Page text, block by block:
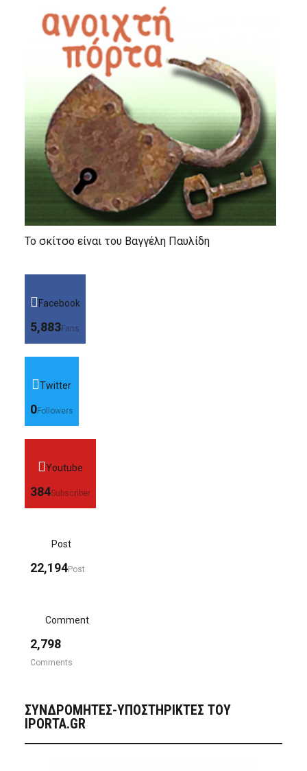
Το σκίτσο είναι του Βαγγέλη Παυλίδη
Facebook
5,883Fans
Twitter
0Followers
Youtube
384Subscriber
Post
22,194Post
Comment
2,798
Comments
ΣΥΝΔΡΟΜΗΤΈΣ-ΥΠΟΣΤΗΡΙΚΤΈΣ ΤΟΥ
IPORTA.GR